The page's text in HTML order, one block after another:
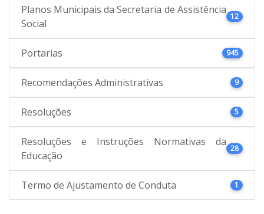
Planos Municipais da Secretaria de Assistência
Social
12
Portarias 945
Recomendações Administrativas 9
Resoluções 5
Resoluções e Instruções Normativas da
Educação
28
Termo de Ajustamento de Conduta 1